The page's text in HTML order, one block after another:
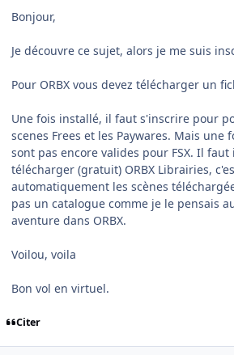
Bonjour,
Je découvre ce sujet, alors je me suis
Pour ORBX vous devez télécharger un
Une fois installé, il faut s'inscrire pour
scenes Frees et les Paywares. Mais une
sont pas encore valides pour FSX. Il
télécharger (gratuit) ORBX Librairies,
automatiquement les scènes
pas un catalogue comme je le pensais
aventure dans ORBX.
Voilou, voila
Bon vol en virtuel.
Citer